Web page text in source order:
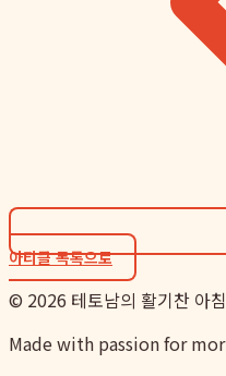
아티클 목록으로
© 2026 테토남의 활기찬
Made with passion for